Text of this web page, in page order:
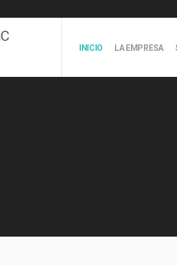
INICIO LA EMPRESA